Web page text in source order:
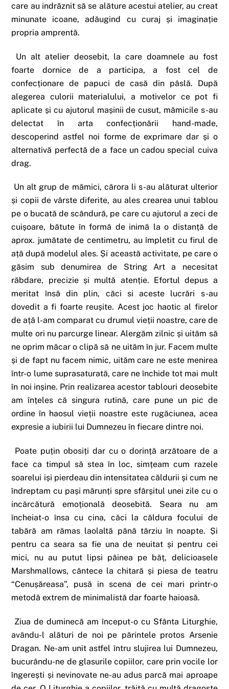
care au indrăznit să se alăture acestui atelier, au creat
minunate icoane, adăugind cu curaj și imaginație
propria amprentă.
Un alt atelier deosebit, la care doamnele au fost
foarte dornice de a participa, a fost cel de
confecționare de papuci de casă din pâslă. După
alegerea culorii materialului, a motivelor ce pot fi
aplicate și cu ajutorul mașinii de cusut, mămicile s-au
delectat în arta confecționării hand-made,
descoperind astfel noi forme de exprimare dar și o
alternativă perfectă de a face un cadou special cuiva
drag.
Un alt grup de mămici, cărora li s-au alăturat ulterior
și copii de vârste diferite, au ales crearea unui tablou
pe o bucată de scândură, pe care cu ajutorul a zeci de
cuișoare, bătute în formă de inimă la o distanță de
aprox. jumătate de centimetru, au împletit cu firul de
ață după modelul ales. Și această activitate, pe care o
găsim sub denumirea de String Art a necesitat
răbdare, precizie și multă atenție. Efortul depus a
meritat însă din plin, căci si aceste lucrări s-au
dovedit a fi foarte reușite. Acest joc haotic al firelor
de ață l-am comparat cu drumul vieții noastre, care de
multe ori nu parcurge linear. Alergăm zilnic și uităm să
ne oprim măcar o clipă să ne uităm în jur. Facem multe
și de fapt nu facem nimic, uităm care ne este menirea
într-o lume suprasaturată, care ne închide tot mai mult
în noi inșine. Prin realizarea acestor tablouri deosebite
am înțeles că singura rutină, care pune un pic de
ordine în haosul vieții noastre este rugăciunea, acea
expresie a iubirii lui Dumnezeu în fiecare dintre noi.
Poate puțin obosiți dar cu o dorință arzătoare de a
face ca timpul să stea în loc, simțeam cum razele
soarelui iși pierdeau din intensitatea căldurii și cum ne
îndreptam cu pași mărunți spre sfârșitul unei zile cu o
incărcătură emoțională deosebită. Seara nu am
încheiat-o însa cu cina, căci la căldura focului de
tabără am rămas laolaltă până târziu în noapte. Și
pentru ca seara sa fie una de neuitat și pentru cei
mici, nu au putut lipsi pâinea pe băț, delicioasele
Marshmallows, cântece la chitară și piesa de teatru
“Cenușăreasa”, pusă in scena de cei mari printr-o
metodă extrem de minimalistă dar foarte haioasă.
Ziua de duminecă am început-o cu Sfânta Liturghie,
avându-l alături de noi pe părintele protos Arsenie
Dragan. Ne-am unit astfel întru slujirea lui Dumnezeu,
bucurându-ne de glasurile copiilor, care prin vocile lor
îngerești și nevinovate ne-au adus parcă mai aproape